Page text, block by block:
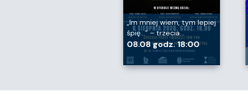
„Im mniej wiem, tym lepiej
śpię...” – trzecia…
08.08 godz. 18:00